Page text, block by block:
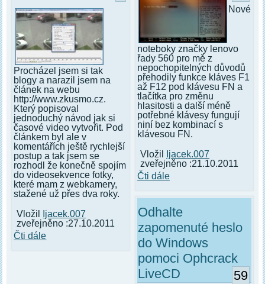
Procházel jsem si tak
blogy a narazil jsem na
článek na webu
http://www.zkusmo.cz.
Který popisoval
jednoduchý návod jak si
časové video vytvořit. Pod
článkem byl ale v
komentářích ještě rychlejší
postup a tak jsem se
rozhodl že konečně spojím
do videosekvence fotky,
které mam z webkamery,
stažené už přes dva roky.
Vložil
Ijacek.007
zveřejněno :27.10.2011
Čti dále
Nové
noteboky značky lenovo
řady 560 pro mě z
nepochopitelných důvodů
přehodily funkce kláves F1
až F12 pod klávesu FN a
tlačítka pro změnu
hlasitosti a další méně
potřebné klávesy fungují
niní bez kombinací s
klávesou FN.
Vložil
Ijacek.007
zveřejněno :21.10.2011
Čti dále
Odhalte
zapomenuté heslo
do Windows
pomoci Ophcrack
LiveCD
59